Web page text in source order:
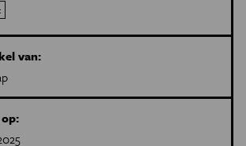
van: